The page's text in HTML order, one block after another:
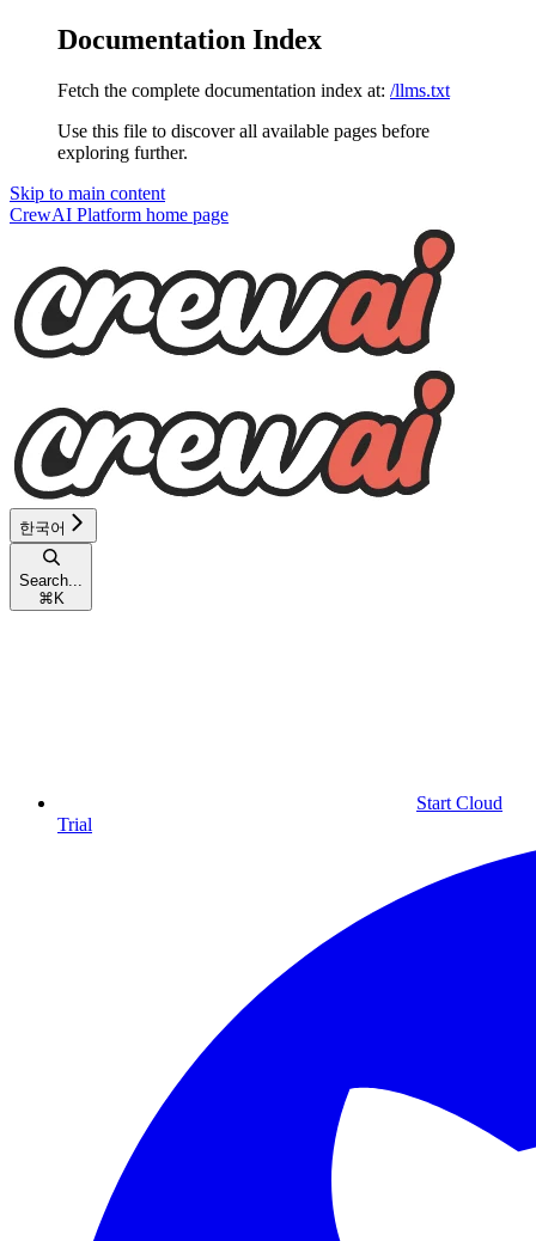
Documentation Index
Fetch the complete documentation index at: /llms.txt
Use this file to discover all available pages before
exploring further.
Skip to main content
CrewAI Platform home page
한국어
Search...
⌘ K
Start Cloud
Trial